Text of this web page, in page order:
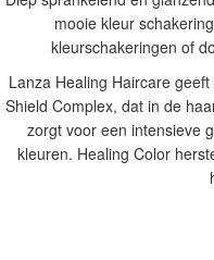
mooie kleur
kleurschakeringen of
Lanza Healing Haircare
Shield Complex, dat in de
zorgt voor een intensieve
kleuren. Healing Color